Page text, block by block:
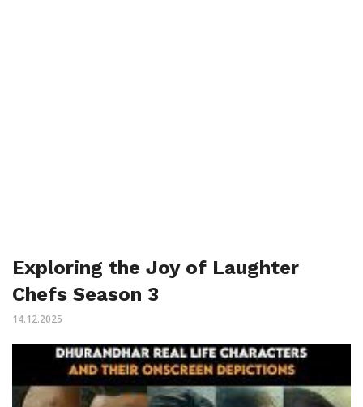
Exploring the Joy of Laughter
Chefs Season 3
14.12.2025